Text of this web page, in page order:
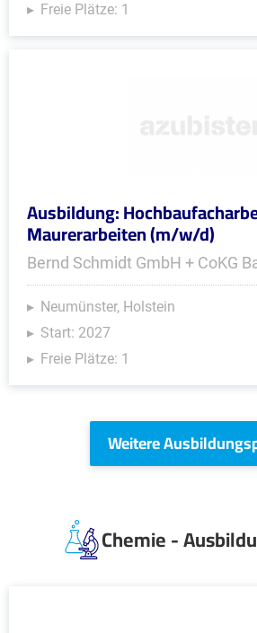
Freie Plätze: 1
Ausbildung:
Maurerarbeiten (m/w/d)
Bernd Schmidt GmbH + CoKG
Neumünster, Holstein
Start: 2027
Freie Plätze: 1
Weitere
Chemie -